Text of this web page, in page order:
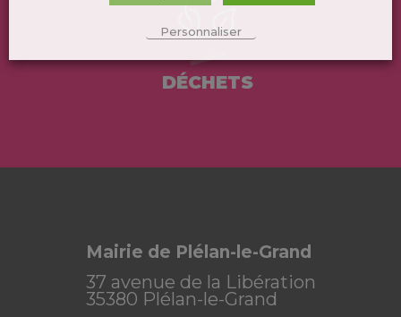
DÉCHETS
Mairie de Plélan-le-Grand
37 avenue de la Libération
35380 Plélan-le-Grand
Personnaliser